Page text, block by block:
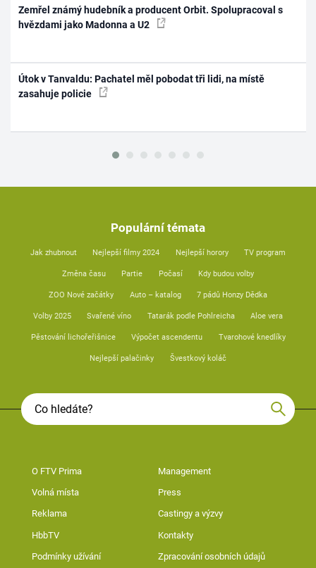
Zemřel známý hudebník a producent Orbit. Spolupracoval s
hvězdami jako Madonna a U2
Útok v Tanvaldu: Pachatel měl pobodat tři lidi, na místě
zasahuje policie
Populární témata
Jak zhubnout Nejlepší filmy 2024 Nejlepší horory TV program
Změna času Partie Počasí Kdy budou volby
ZOO Nové začátky Auto – katalog 7 pádů Honzy Dědka
Volby 2025 Svařené víno Tatarák podle Pohlreicha Aloe vera
Pěstování lichořeřišnice Výpočet ascendentu Tvarohové knedlíky
Nejlepší palačinky Švestkový koláč
O FTV Prima Management
Volná místa Press
Reklama Castingy a výzvy
HbbTV Kontakty
Podmínky užívání Zpracování osobních údajů